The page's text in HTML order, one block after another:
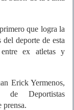
que logra la
deporte de esta
ex atletas y
Erick Yermenos,
Deportistas
prensa.